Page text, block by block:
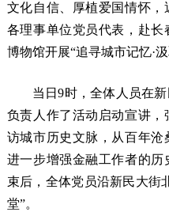
文化自信、厚植爱国情怀
各理事单位党员代表，赴
博物馆开展“追寻城市记忆·
当日9时，全体人员在
负责人作了活动启动宣讲
访城市历史文脉，从百年沧
进一步增强金融工作者的
束后，全体党员沿新民大街
堂”。